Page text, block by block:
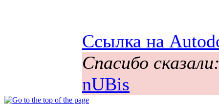
Ссылка на
Спасибо
nUBis